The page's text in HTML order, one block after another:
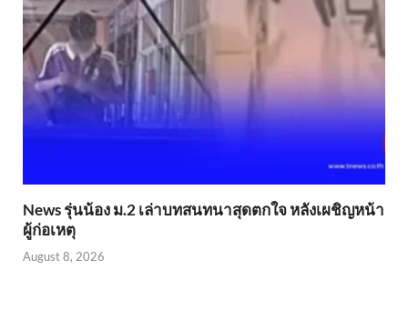
News รุ่นน้อง ม.2 เล่าบทสนทนาสุดตกใจ หลังเผชิญหน้า
ผู้ก่อเหตุ
August 8, 2026